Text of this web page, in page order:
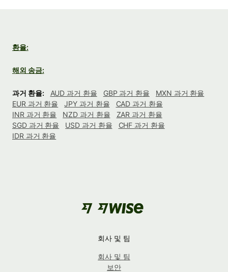
환율:
해외 송금:
과거 환율: AUD 과거 환율 GBP 과거 환율
MXN 과거 환율
EUR 과거 환율
JPY 과거 환율
CAD 과거 환율
INR 과거 환율
NZD 과거 환율
ZAR 과거 환율
SGD 과거 환율
USD 과거 환율
CHF 과거 환율
IDR 과거 환율
회사 및 팀
회사 및 팀
보안